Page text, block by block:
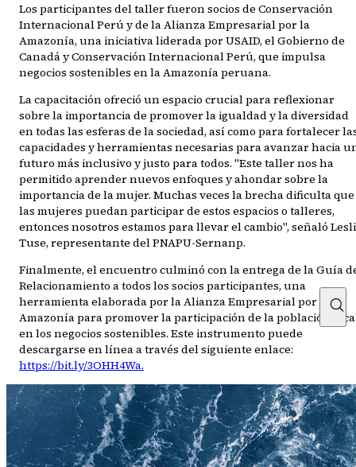
Los participantes del taller fueron socios de Conservación
Internacional Perú y de la Alianza Empresarial por la
Amazonía, una iniciativa liderada por USAID, el Gobierno de
Canadá y Conservación Internacional Perú, que impulsa
negocios sostenibles en la Amazonía peruana.
La capacitación ofreció un espacio crucial para reflexionar
sobre la importancia de promover la igualdad y la diversidad
en todas las esferas de la sociedad, así como para fortalecer
capacidades y herramientas necesarias para avanzar hacia
futuro más inclusivo y justo para todos. "Este taller nos ha
permitido aprender nuevos enfoques y ahondar sobre la
importancia de la mujer. Muchas veces la brecha dificulta que
las mujeres puedan participar de estos espacios o talleres,
entonces nosotros estamos para llevar el cambio", señaló
Tuse, representante del PNAPU-Sernanp.
Finalmente, el encuentro culminó con la entrega de la Guía
Relacionamiento a todos los socios participantes, una
herramienta elaborada por la Alianza Empresarial por la
Amazonía para promover la participación de la población
en los negocios sostenibles. Este instrumento puede
descargarse en línea a través del siguiente enlace:
https://bit.ly/3OHH4Wa.